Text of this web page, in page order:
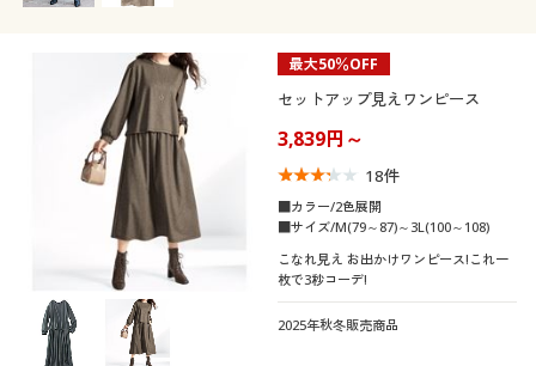
最大50％OFF
セットアップ見えワンピース
3,839円～
18件
■カラー/2色展開
■サイズ/M(79～87)～3L(100～108)
こなれ見え お出かけワンピース!これ一
枚で3秒コーデ!
2025年秋冬販売商品